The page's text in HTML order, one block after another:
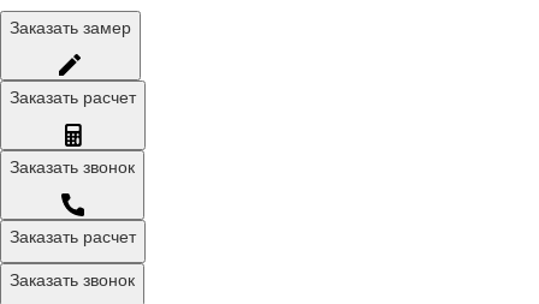
Заказать замер
Заказать расчет
Заказать звонок
Заказать расчет
Заказать звонок